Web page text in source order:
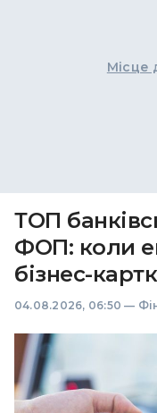
Місце
ТОП
ФОП: коли
бізнес-
04.08.2026, 06:50 —